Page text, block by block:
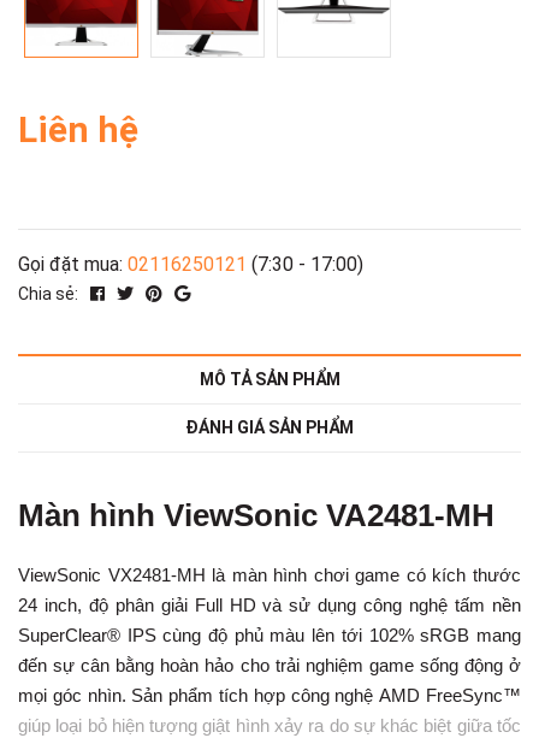
Liên hệ
Gọi đặt mua: 02116250121 (7:30 - 17:00)
Chia sẻ:
MÔ TẢ SẢN PHẨM
ĐÁNH GIÁ SẢN PHẨM
Màn hình ViewSonic VA2481-MH
ViewSonic VX2481-MH là màn hình chơi game có kích thước
24 inch, độ phân giải Full HD và sử dụng công nghệ tấm nền
SuperClear® IPS cùng độ phủ màu lên tới 102% sRGB mang
đến sự cân bằng hoàn hảo cho trải nghiệm game sống động ở
mọi góc nhìn. Sản phẩm tích hợp công nghệ AMD FreeSync™
giúp loại bỏ hiện tượng giật hình xảy ra do sự khác biệt giữa tốc